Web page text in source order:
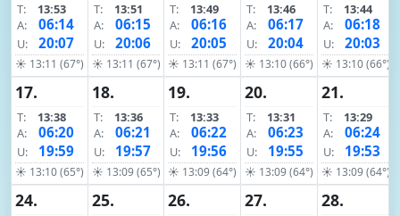
T:
13:53
A:
06:14
U: 20:07
☀ 13:11 (67°)
T:
13:51
A:
06:15
U: 20:06
☀ 13:11 (67°)
T:
13:49
A:
06:16
U: 20:05
☀ 13:11 (67°)
T:
13:46
A:
06:17
U: 20:04
☀ 13:10 (66°)
T:
13:44
A:
06:18
U: 20:03
☀ 13:10 (66°)
17.
T:
13:38
A:
06:20
U: 19:59
☀ 13:10 (65°)
18.
T:
13:36
A:
06:21
U: 19:57
☀ 13:09 (65°)
19.
T:
13:33
A:
06:22
U: 19:56
☀ 13:09 (64°)
20.
T:
13:31
A:
06:23
U: 19:55
☀ 13:09 (64°)
21.
T:
13:29
A:
06:24
U: 19:53
☀ 13:09 (64°)
24. 25. 26. 27. 28.